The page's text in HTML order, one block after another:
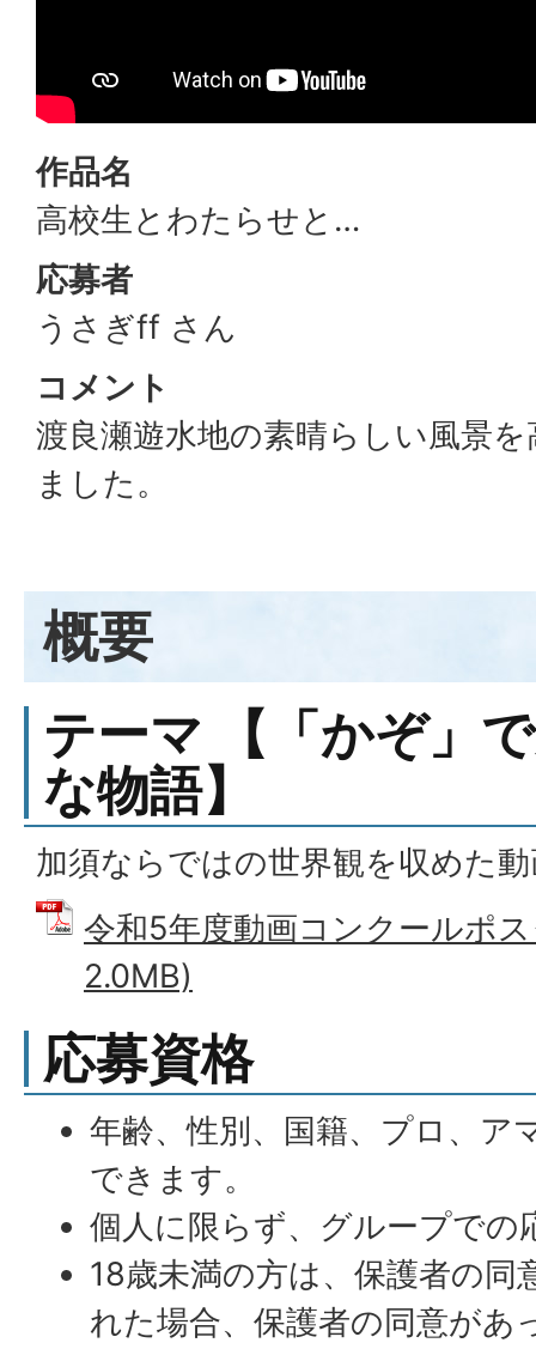
作品名
高校生とわたらせと…
応募者
うさぎff さん
コメント
渡良瀬遊水地の素晴らしい風景
ました。
概要
テーマ 【「かぞ」
な物語】
加須ならではの世界観を収めた
令和5年度動画コンクールポ
2.0MB)
応募資格
年齢、性別、国籍、プロ、ア
できます。
個人に限らず、グループでの
18歳未満の方は、保護者の同
れた場合、保護者の同意があ